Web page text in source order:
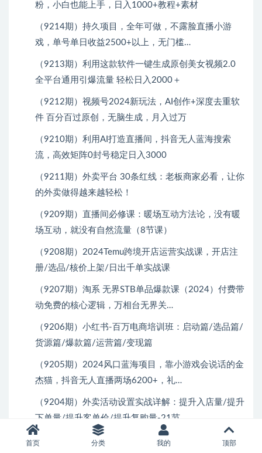
粉，小白也能上手，日入1000+教程+素材
（9214期）持久项目，全年可做，不露脸直播小游
戏，单号单日收益2500+以上，无门槛…
（9213期）利用这款软件一键生成原创美女视频2.0
全平台通用引爆流量 轻松日入2000＋
（9212期）视频号2024新玩法，AI创作+深度去重软
件 百分百过原创，无脑生成，月入过万
（9210期）利用AI打造直播间，抖音无人蓝海搜索
流，高效矩阵0封号稳定日入3000
（9211期）外卖平台 30条红线：老板商家必看，让你
的外卖做得越来越轻松！
（9209期）直播间必修课：暖场互动方法论，没有暖
场互动，就没有自然流量（8节课）
（9208期）2024Temu跨境开店运营实战课，开店注
册/选品/核价上架/日出千单实战课
（9207期）淘系 无界STB单品爆款课（2024）付费带
动免费的核心逻辑，万相台无界关…
（9206期）小红书-百万电商培训班：启动篇/选品篇/
货源篇/爆款篇/运营篇/变现篇
（9205期）2024风口蓝海项目，靠小游戏会说话的金
杰猫，抖音无人直播两场6200+，礼…
（9204期）外卖活动设置实战详解：提升入店量/提升
下单量/提升客单价/提升复购量-21节
（9203期）小红书达人矩阵变现营 第3期，找对标，
首页 分类 我的 顶部